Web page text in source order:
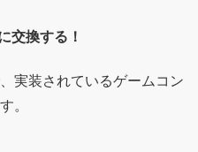
交換する！
実装されているゲームコン
。